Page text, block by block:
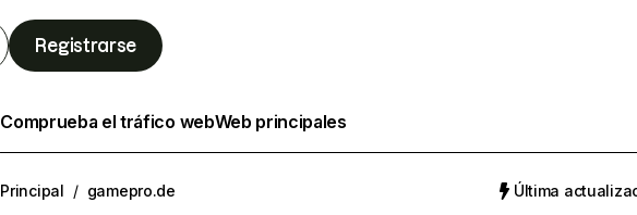
Registrarse
Comprueba el tráfico webWeb principales
Principal / gamepro.de Última